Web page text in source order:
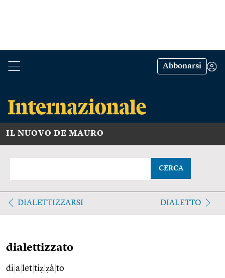
Abbonarsi
IL NUOVO DE MAURO
CERCA
DIALETTIZZARSI DIALETTO
dialettizzato
di a let tiẓ ẓà to